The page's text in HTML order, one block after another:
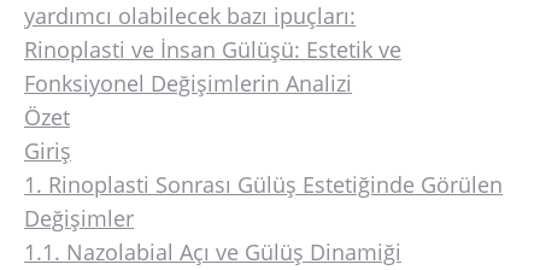
yardımcı olabilecek bazı ipuçları:
Rinoplasti ve İnsan Gülüşü: Estetik ve
Fonksiyonel Değişimlerin Analizi
Özet
Giriş
1. Rinoplasti Sonrası Gülüş Estetiğinde Görülen
Değişimler
1.1. Nazolabial Açı ve Gülüş Dinamiği